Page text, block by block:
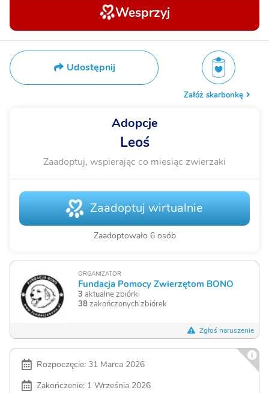
Wesprzyj
Udostępnij
Załóż skarbonkę
Adopcje
Leoś
Zaadoptuj, wspierając co miesiąc zwierzaki
Zaadoptuj wirtualnie
Zaadoptowało 6 osób
ORGANIZATOR
Fundacja Pomocy Zwierzętom BONO
3 aktualne zbiórki
38zakończonych zbiórek
Zgłoś naruszenie
Rozpoczęcie: 31 Marca 2026
Zakończenie: 1 Września 2026